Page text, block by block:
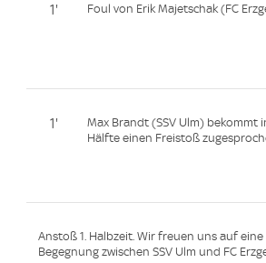
1' Foul von Erik Majetschak (FC
1'
Max Brandt (SSV Ulm) bekommt
Hälfte einen Freistoß
Anstoß 1. Halbzeit. Wir freuen uns auf
Begegnung zwischen SSV Ulm und FC